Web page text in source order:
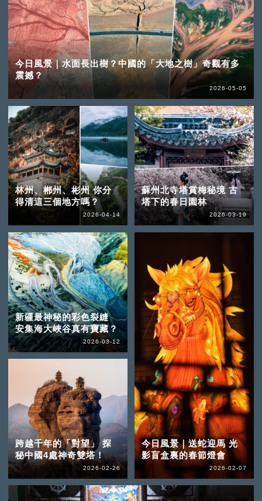
今日風景｜水面長出樹？中國的「大地之樹」奇觀有多
震撼？
2026-05-05
林州、郴州、彬州 你分
得清這三個地方嗎？
2026-04-14
蘇州北寺塔賞梅秘境 古
塔下的春日園林
2026-03-19
新疆最神秘的彩色裂縫
安集海大峽谷真有寶藏？
2026-03-12
跨越千年的「對望」 探
秘中國4處神奇雙塔！
2026-02-26
今日風景｜送蛇迎馬 光
影盲盒裏的春節燈會
2026-02-07